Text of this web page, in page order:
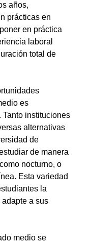
años,
prácticas en
en práctica
laboral
total de
es
instituciones
alternativas
de
de manera
nocturno, o
Esta variedad
la
a sus
medio se